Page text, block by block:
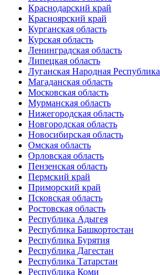
Краснодарский край
Красноярский край
Курганская область
Курская область
Ленинградская область
Липецкая область
Луганская Народная Республика
Магаданская область
Московская область
Мурманская область
Нижегородская область
Новгородская область
Новосибирская область
Омская область
Орловская область
Пензенская область
Пермский край
Приморский край
Псковская область
Ростовская область
Республика Адыгея
Республика Башкортостан
Республика Бурятия
Республика Дагестан
Республика Татарстан
Республика Коми